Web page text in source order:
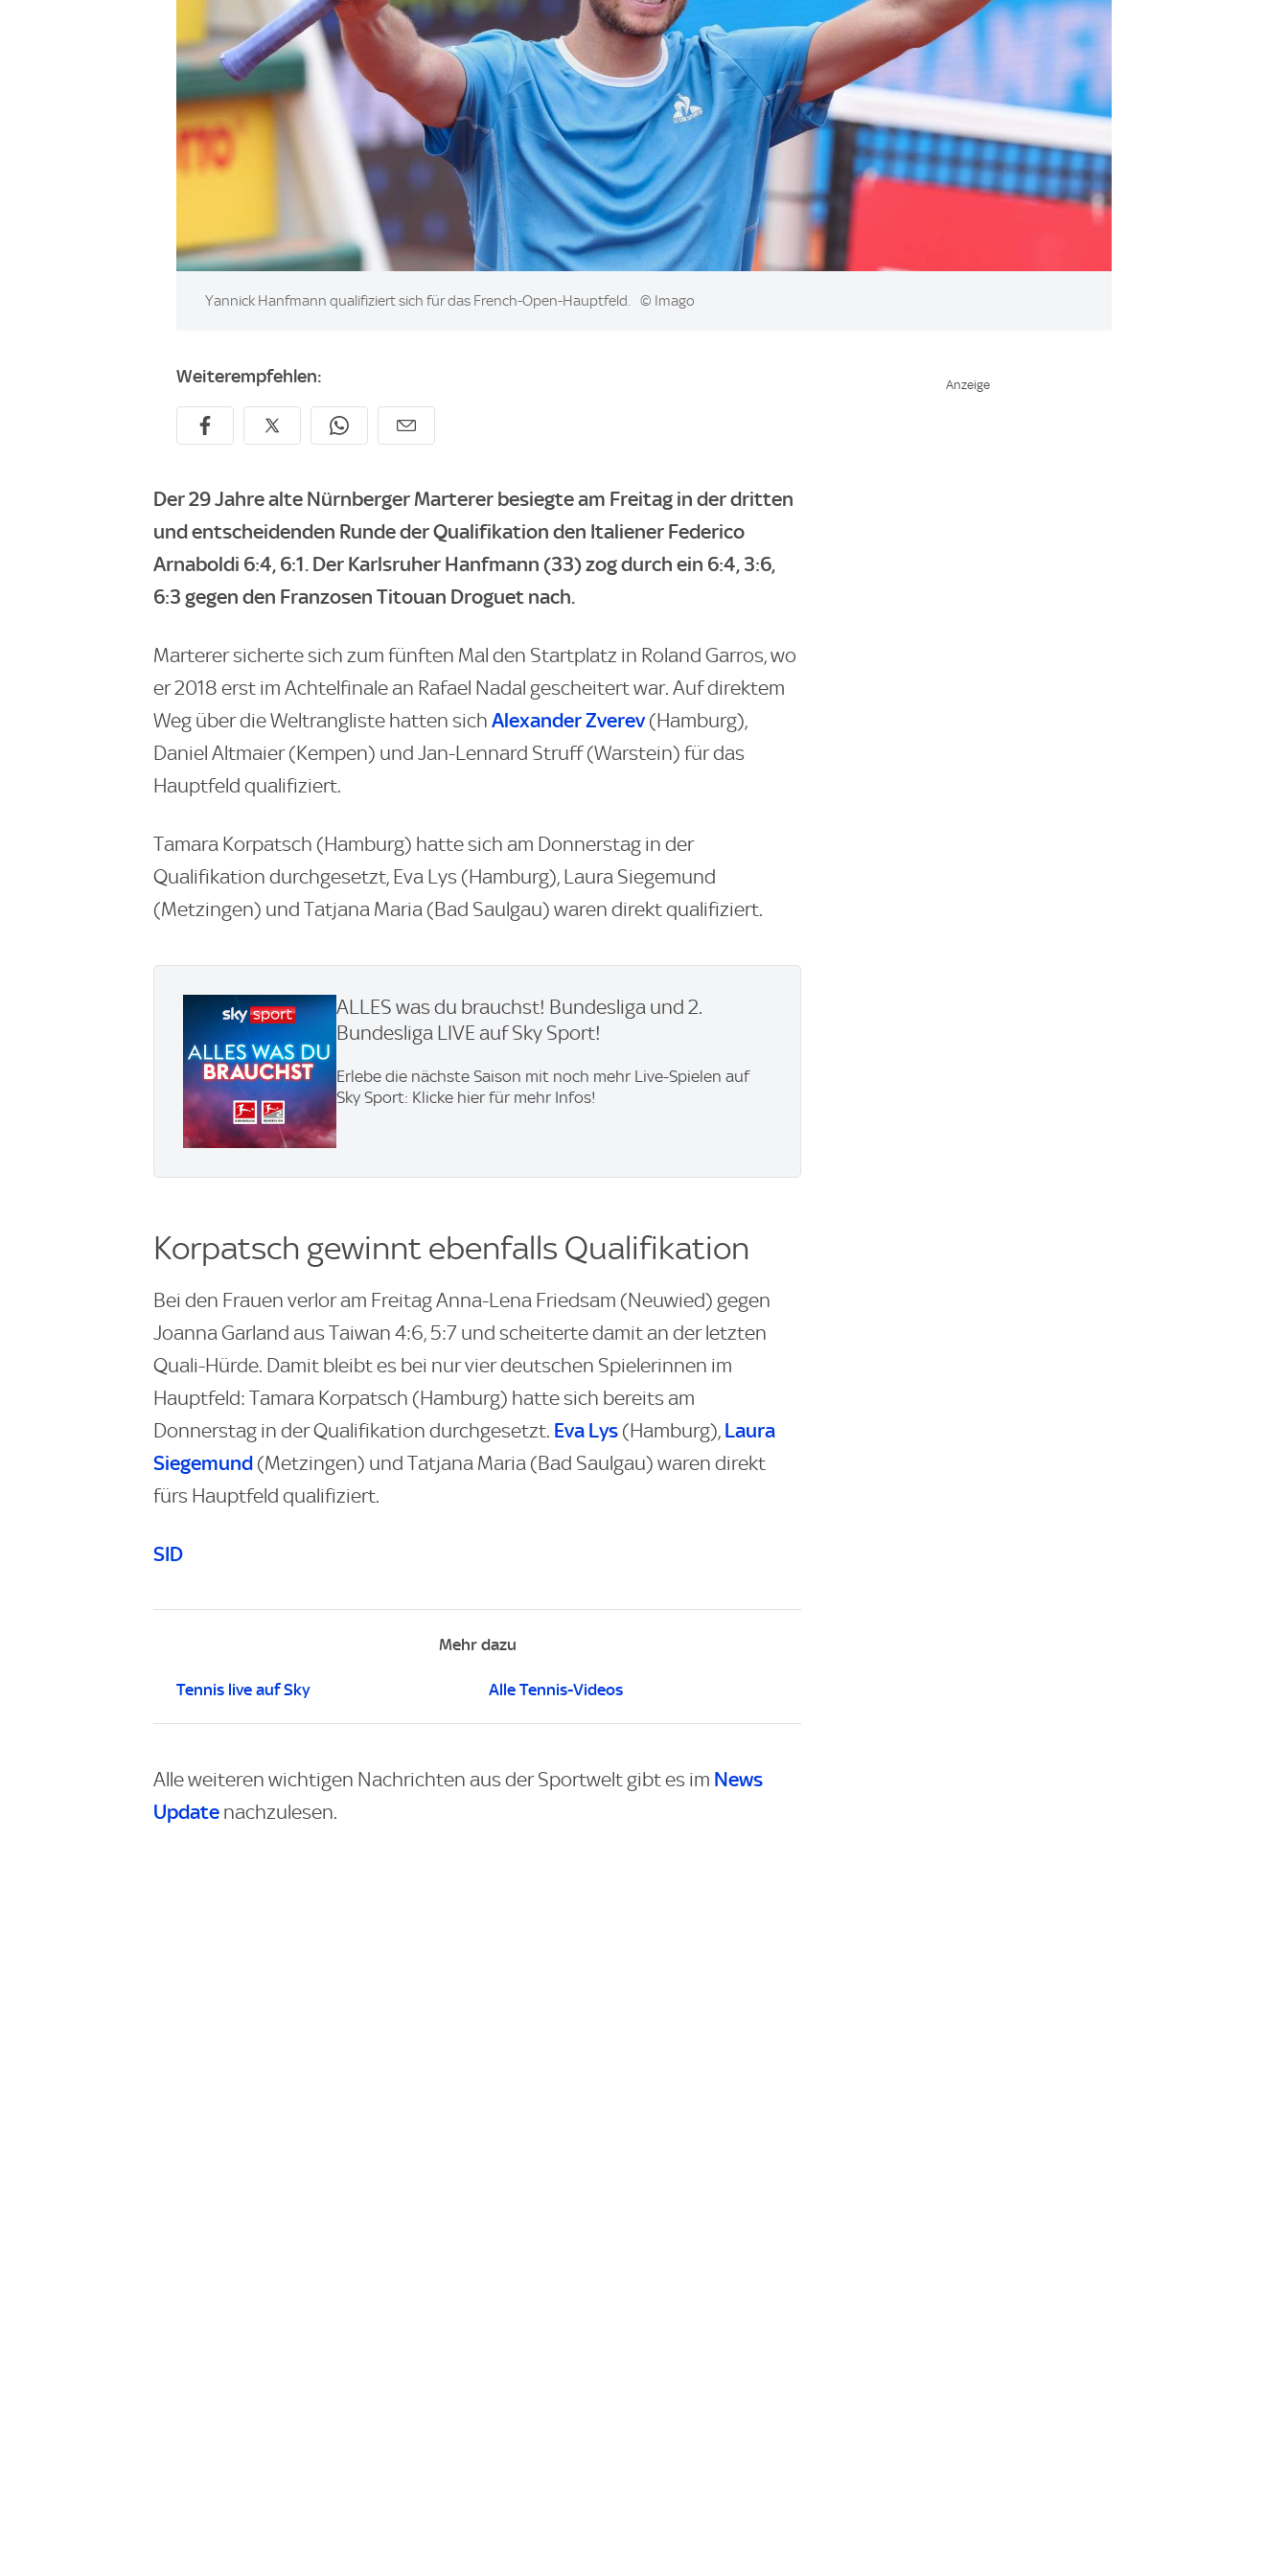
Image:
Yannick Hanfmann qualifiziert sich für das French-Open-Hauptfeld. © Imago
Weiterempfehlen:
Der 29 Jahre alte Nürnberger Marterer besiegte am Freitag in der dritten
und entscheidenden Runde der Qualifikation den Italiener Federico
Arnaboldi 6:4, 6:1. Der Karlsruher Hanfmann (33) zog durch ein 6:4, 3:6,
6:3 gegen den Franzosen Titouan Droguet nach.
Marterer sicherte sich zum fünften Mal den Startplatz in Roland Garros, wo
er 2018 erst im Achtelfinale an Rafael Nadal gescheitert war. Auf direktem
Weg über die Weltrangliste hatten sich Alexander Zverev(Hamburg),
Daniel Altmaier (Kempen) und Jan-Lennard Struff (Warstein) für das
Hauptfeld qualifiziert.
Tamara Korpatsch (Hamburg) hatte sich am Donnerstag in der
Qualifikation durchgesetzt, Eva Lys (Hamburg), Laura Siegemund
(Metzingen) und Tatjana Maria (Bad Saulgau) waren direkt qualifiziert.
ALLES was du brauchst! Bundesliga und 2.
Bundesliga LIVE auf Sky Sport!
Erlebe die nächste Saison mit noch mehr Live-Spielen auf
Sky Sport: Klicke hier für mehr Infos!
Korpatsch gewinnt ebenfalls Qualifikation
Bei den Frauen verlor am Freitag Anna-Lena Friedsam (Neuwied) gegen
Joanna Garland aus Taiwan 4:6, 5:7 und scheiterte damit an der letzten
Quali-Hürde. Damit bleibt es bei nur vier deutschen Spielerinnen im
Hauptfeld: Tamara Korpatsch (Hamburg) hatte sich bereits am
Donnerstag in der Qualifikation durchgesetzt. Eva Lys (Hamburg), Laura
Siegemund (Metzingen) und Tatjana Maria (Bad Saulgau) waren direkt
fürs Hauptfeld qualifiziert.
SID
Mehr dazu
Tennis live auf Sky Alle Tennis-Videos
Alle weiteren wichtigen Nachrichten aus der Sportwelt gibt es im News
Update nachzulesen.